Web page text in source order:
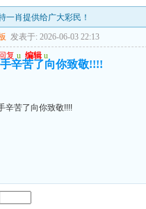
一肖提供给广大彩民！
发表于: 2026-06-03 22:13
回复 u 编辑 u
辛苦了向你致敬!!!!
辛苦了向你致敬!!!!